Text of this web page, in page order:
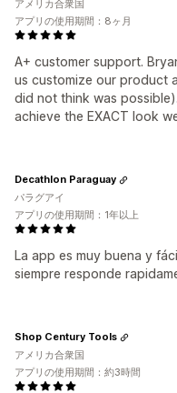
A+ customer support.
us customize our product
did not think was
achieve the EXACT look
アメリカ合衆国
アプリの使用期間：8ヶ月
La app es muy buena y
siempre responde
Decathlon Paraguay
パラグアイ
アプリの使用期間：1年以上
Shop Century Tools
アメリカ合衆国
アプリの使用期間：約3時間